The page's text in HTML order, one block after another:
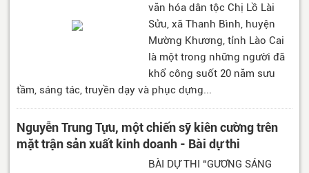
văn hóa dân tộc Chị Lồ Lài
Sửu, xã Thanh Bình, huyện
Mường Khương, tỉnh Lào Cai
là một trong những người đã
khổ công suốt 20 năm sưu
tầm, sáng tác, truyền dạy và phục dựng...
Nguyễn Trung Tựu, một chiến sỹ kiên cường trên
mặt trận sản xuất kinh doanh - Bài dự thi
BÀI DỰ THI “GƯƠNG SÁNG